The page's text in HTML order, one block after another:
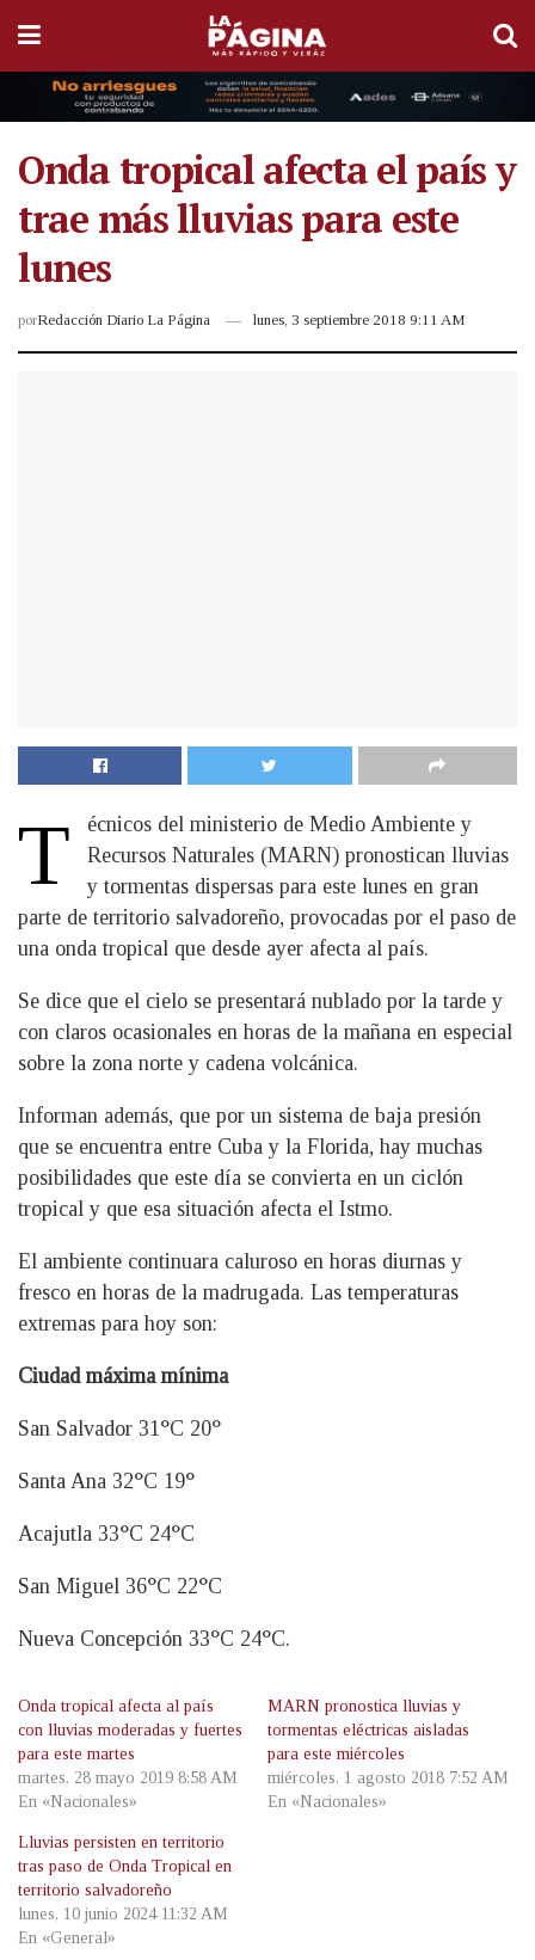
Onda tropical afecta el país y
trae más lluvias para este
lunes
porRedacción Diario La Página lunes, 3 septiembre 2018 9:11 AM
T
écnicos del ministerio de Medio Ambiente y
Recursos Naturales (MARN) pronostican lluvias
y tormentas dispersas para este lunes en gran
parte de territorio salvadoreño, provocadas por el paso de
una onda tropical que desde ayer afecta al país.
Se dice que el cielo se presentará nublado por la tarde y
con claros ocasionales en horas de la mañana en especial
sobre la zona norte y cadena volcánica.
Informan además, que por un sistema de baja presión
que se encuentra entre Cuba y la Florida, hay muchas
posibilidades que este día se convierta en un ciclón
tropical y que esa situación afecta el Istmo.
El ambiente continuara caluroso en horas diurnas y
fresco en horas de la madrugada. Las temperaturas
extremas para hoy son:
Ciudad máxima mínima
San Salvador 31°C 20°
Santa Ana 32°C 19°
Acajutla 33°C 24°C
San Miguel 36°C 22°C
Nueva Concepción 33°C 24°C.
Onda tropical afecta al país
con lluvias moderadas y fuertes
para este martes
martes, 28 mayo 2019 8:58 AM
En «Nacionales»
MARN pronostica lluvias y
tormentas eléctricas aisladas
para este miércoles
miércoles, 1 agosto 2018 7:52 AM
En «Nacionales»
Lluvias persisten en territorio
tras paso de Onda Tropical en
territorio salvadoreño
lunes, 10 junio 2024 11:32 AM
En «General»